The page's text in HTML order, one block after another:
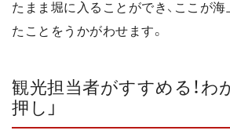
たまま堀に入ることができ、ここが
たことをうかがわせます。
観光担当者がすすめる！わ
押し」